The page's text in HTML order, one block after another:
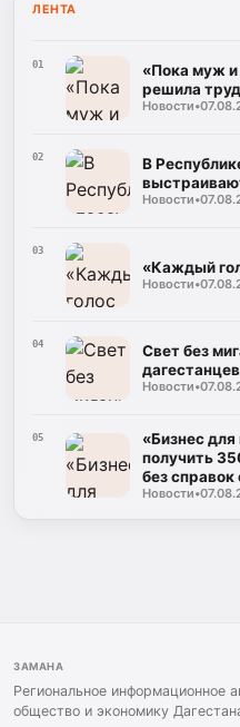
ЛЕНТА
01
«Пока муж
решила
Новости•
02
В
Новости•
03
«Каждый
Новости•
04
Свет без
дагестанцев
Новости•
05
«Бизнес
получить
без справок
Новости•
ЗАМАНА
Региональное информационное
общество и экономику